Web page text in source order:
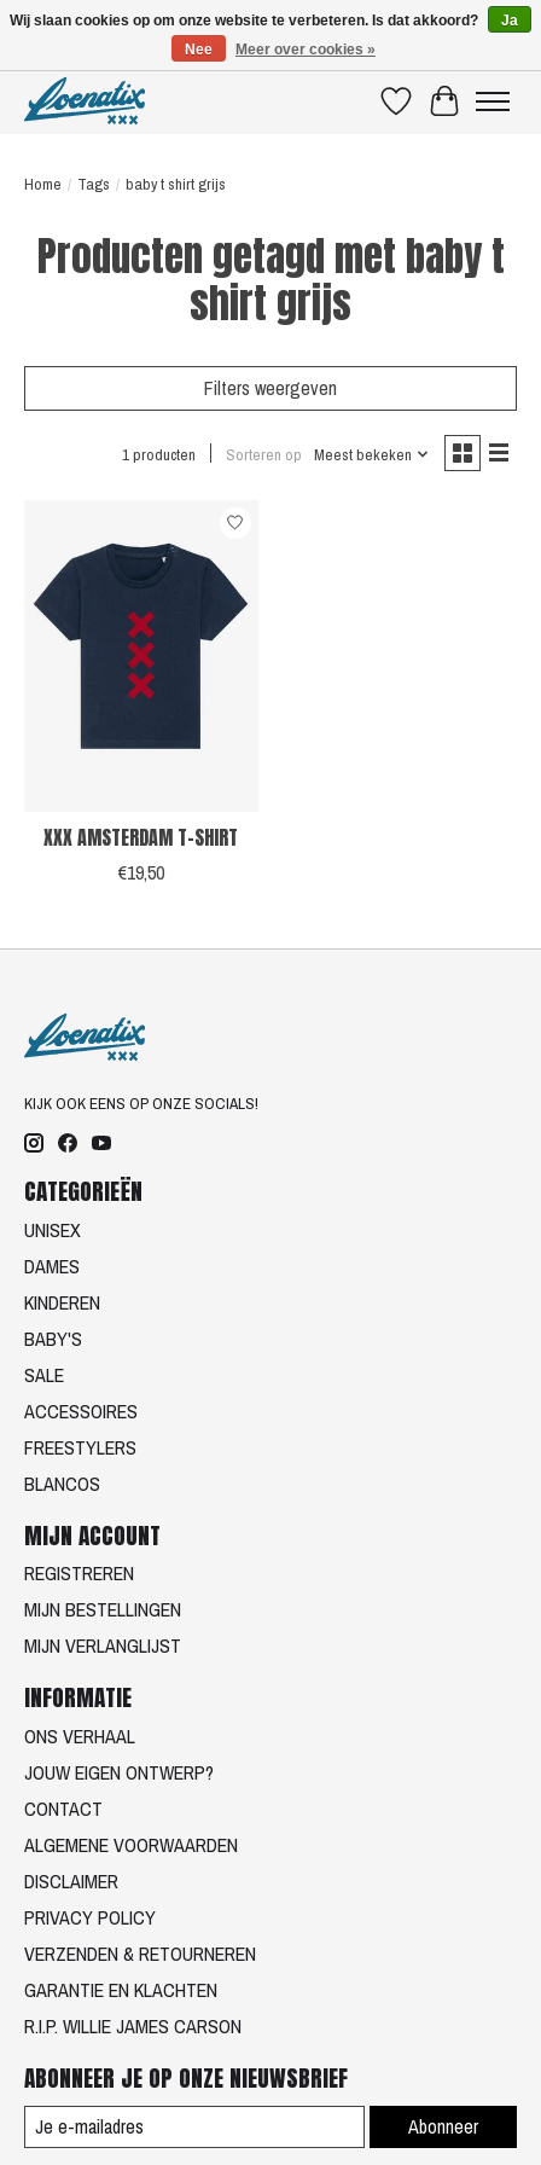
VerlanglijstWinkelwagen
Home / Tags / baby t shirt grijs
Producten getagd met baby t
shirt grijs
Filters weergeven
1 producten Sorteren op Meest bekeken
XXX AMSTERDAM T-SHIRT
€19,50
KIJK OOK EENS OP ONZE SOCIALS!
CATEGORIEËN
UNISEX
DAMES
KINDEREN
BABY'S
SALE
ACCESSOIRES
FREESTYLERS
BLANCOS
MIJN ACCOUNT
REGISTREREN
MIJN BESTELLINGEN
MIJN VERLANGLIJST
INFORMATIE
ONS VERHAAL
JOUW EIGEN ONTWERP?
CONTACT
ALGEMENE VOORWAARDEN
DISCLAIMER
PRIVACY POLICY
VERZENDEN & RETOURNEREN
GARANTIE EN KLACHTEN
R.I.P. WILLIE JAMES CARSON
ABONNEER JE OP ONZE NIEUWSBRIEF
Abonneer
Wij slaan cookies op om onze website te verbeteren. Is dat akkoord?
Ja
Nee
Meer over cookies »